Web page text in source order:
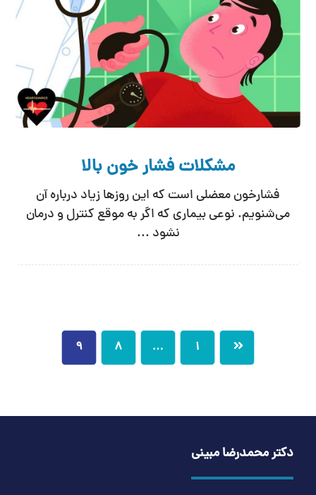
مشکلات فشار خون بالا
فشارخون معضلی است که این روزها زیاد درباره آن
می‌شنویم. نوعی بیماری که اگر به موقع کنترل و درمان
نشود ...
1
…
8
9
دکتر محمدرضا مبینی